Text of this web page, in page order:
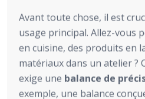
Avant toute chose, il est
usage principal. Allez-vous
en cuisine, des produits en
matériaux dans un atelier ?
exige une balance de
exemple, une balance